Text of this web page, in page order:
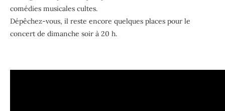
comédies musicales cultes.
Dépêchez-vous, il reste encore quelques places pour le
concert de dimanche soir à 20 h.